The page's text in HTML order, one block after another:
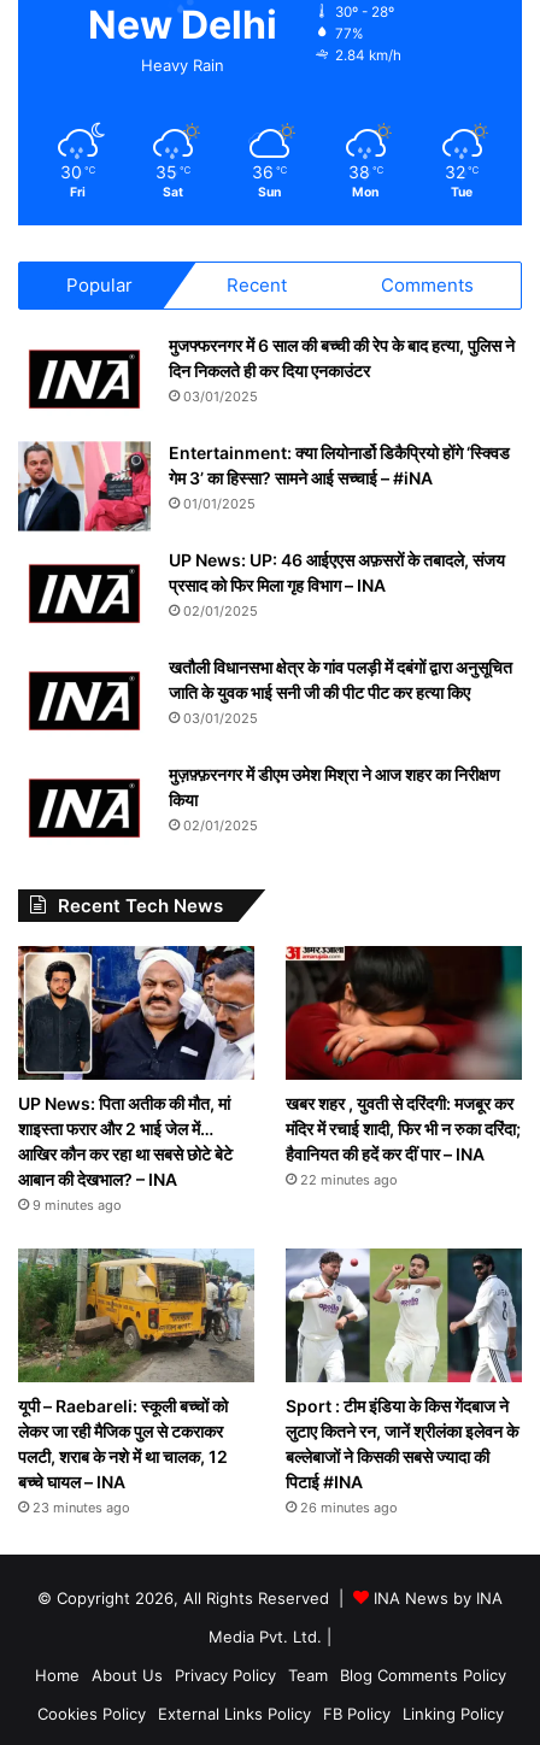
New Delhi
Heavy Rain
30º - 28º
77%
2.84 km/h
30 ℃
Fri
35 ℃
Sat
36 ℃
Sun
38 ℃
Mon
32 ℃
Tue
Popular Recent Comments
मुजफ्फरनगर में 6 साल की बच्ची की रेप के बाद हत्या, पुलिस ने
दिन निकलते ही कर दिया एनकाउंटर
03/01/2025
Entertainment: क्या लियोनार्डो डिकैप्रियो होंगे ‘स्क्विड
गेम 3’ का हिस्सा? सामने आई सच्चाई – #iNA
01/01/2025
UP News: UP: 46 आईएएस अफ़सरों के तबादले, संजय
प्रसाद को फिर मिला गृह विभाग – INA
02/01/2025
खतौली विधानसभा क्षेत्र के गांव पलड़ी में दबंगों द्वारा अनुसूचित
जाति के युवक भाई सनी जी की पीट पीट कर हत्या किए
03/01/2025
मुज़फ़्फ़रनगर में डीएम उमेश मिश्रा ने आज शहर का निरीक्षण
किया
02/01/2025
Recent Tech News
UP News: पिता अतीक की मौत, मां
शाइस्ता फरार और 2 भाई जेल में…
आखिर कौन कर रहा था सबसे छोटे बेटे
आबान की देखभाल? – INA
9 minutes ago
खबर शहर , युवती से दरिंदगी: मजबूर कर
मंदिर में रचाई शादी, फिर भी न रुका दरिंदा;
हैवानियत की हदें कर दीं पार – INA
22 minutes ago
यूपी – Raebareli: स्कूली बच्चों को
लेकर जा रही मैजिक पुल से टकराकर
पलटी, शराब के नशे में था चालक, 12
बच्चे घायल – INA
23 minutes ago
Sport : टीम इंडिया के किस गेंदबाज ने
लुटाए कितने रन, जानें श्रीलंका इलेवन के
बल्लेबाजों ने किसकी सबसे ज्यादा की
पिटाई #INA
26 minutes ago
© Copyright 2026, All Rights Reserved |
INA News by INA
Media Pvt. Ltd.
Home
About Us Privacy Policy Team
Blog Comments Policy
Cookies Policy
External Links Policy FB Policy
Linking Policy